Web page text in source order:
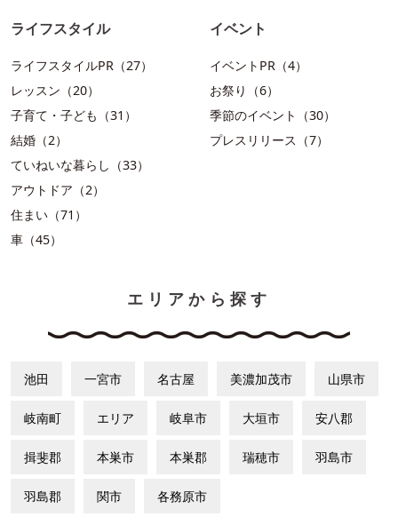
ライフスタイル
ライフスタイルPR（27）
レッスン（20）
子育て・子ども（31）
結婚（2）
ていねいな暮らし（33）
アウトドア（2）
住まい（71）
車（45）
イベント
イベントPR（4）
お祭り（6）
季節のイベント（30）
プレスリリース（7）
エリアから探す
池田 一宮市 名古屋 美濃加茂市 山県市
岐南町 エリア 岐阜市 大垣市 安八郡
揖斐郡 本巣市 本巣郡 瑞穂市 羽島市
羽島郡 関市 各務原市